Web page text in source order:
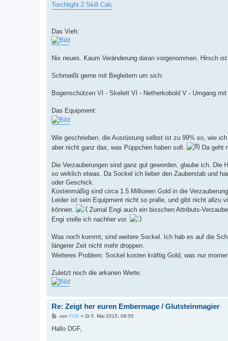
Torchlight 2 Skill Calc
Das Vieh:
Nix neues. Kaum Veränderung daran vorgenommen. Hirsch
Schmeißt gerne mit Begleitern um sich:
Bogenschützen VI - Skelett VI - Netherkobold V - Umgang mit
Das Equipment:
Wie geschrieben, die Ausrüstung selbst ist zu 99% so, wie
aber nicht ganz das, was Püppchen haben soll.
Da geht
Die Verzauberungen sind ganz gut geworden, glaube ich.
so wirklich etwas. Da Sockel ich lieber den Zauberstab und
oder Geschick.
Kostenmäßig sind circa 1.5 Millionen Gold in die
Leider ist sein Equipment nicht so pralle, und gibt nicht
können.
Zumal Engi auch ein bisschen Attributs-
Engi stelle ich nachher vor.
Was noch kommt, sind weitere Sockel. Ich hab es auf die
längerer Zeit nicht mehr droppen.
Weiteres Problem: Sockel kosten kräftig Gold, was nur
Zuletzt noch die arkanen Werte:
Re: Zeigt her euren Embermage / Glutsteinmagier
B
i
von FOE » Di 5. Mai 2015, 09:55
Hallo DGF,